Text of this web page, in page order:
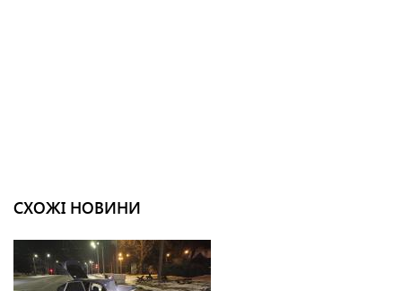
СХОЖІ НОВИНИ